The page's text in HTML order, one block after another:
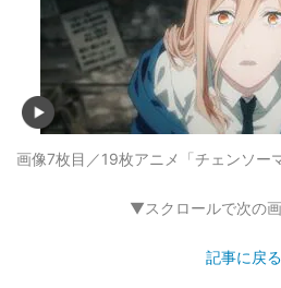
画像7枚目／19枚アニメ「チェンソー
▼スクロールで次の
記事に戻る